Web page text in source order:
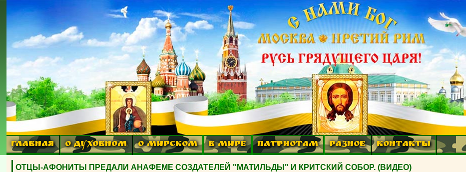
ГЛАВНАЯ О ДУХОВНОМ О МИРСКОМ В МИРЕ ПАТРИОТАМ РАЗНОЕ КОНТАКТЫ
ОТЦЫ-АФОНИТЫ ПРЕДАЛИ АНАФЕМЕ СОЗДАТЕЛЕЙ "МАТИЛЬДЫ" И КРИТСКИЙ СОБОР. (ВИДЕО)